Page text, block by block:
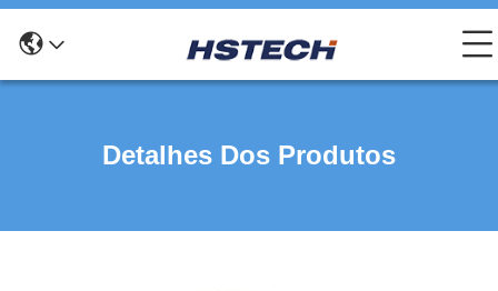
Detalhes Dos Produtos